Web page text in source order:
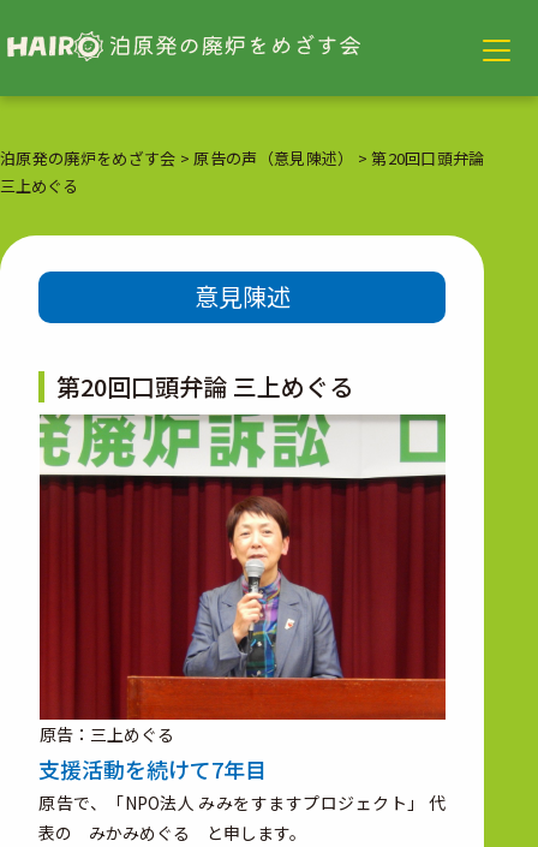
泊原発の廃炉をめざす会 >原告の声（意見陳述） >第20回口頭弁論
三上めぐる
意見陳述
第20回口頭弁論 三上めぐる
原告：三上めぐる
支援活動を続けて7年目
原告で、「NPO法人 みみをすますプロジェクト」 代
表の みかみめぐる と申します。